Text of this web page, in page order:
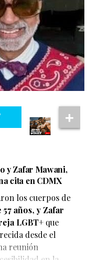
por la pareja,
un momento de
elementos de
y Zafar Mawani,
cita en CDMX
los cuerpos de
años, y Zafar
LGBT+que
desde el
reunión